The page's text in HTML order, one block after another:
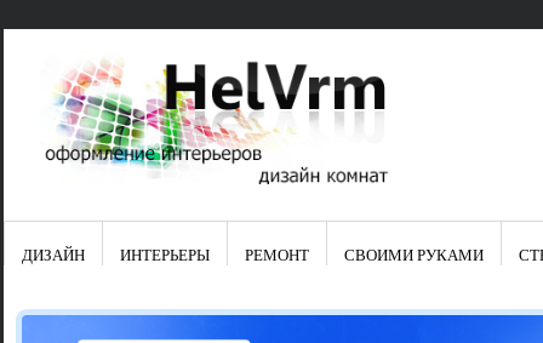
Свежие
Японские
ДИЗАЙН ИНТЕРЬЕРЫ РЕМОНТ СВОИМИ РУКАМИ